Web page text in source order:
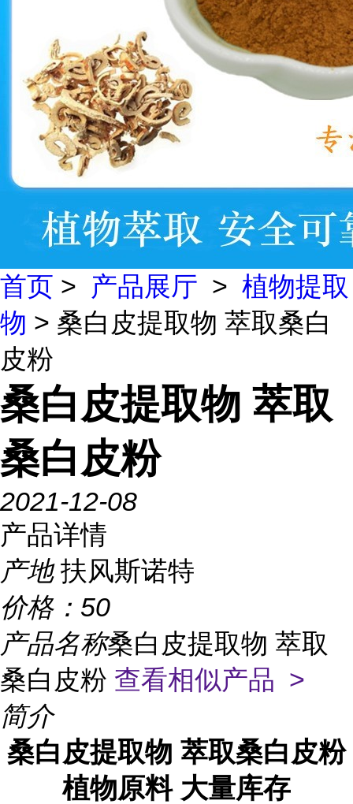
首页 > 产品展厅 > 植物提取
物 > 桑白皮提取物 萃取桑白
皮粉
桑白皮提取物 萃取
桑白皮粉
2021-12-08
产品详情
产地 扶风斯诺特
价格： 50
产品名称桑白皮提取物 萃取
桑白皮粉 查看相似产品 >
简介
桑白皮提取物 萃取桑白皮粉
植物原料 大量库存